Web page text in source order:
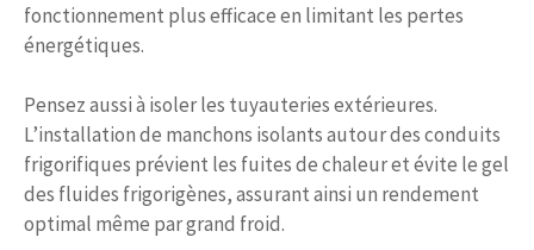
fonctionnement plus efficace en limitant les pertes
énergétiques.
Pensez aussi à isoler les tuyauteries extérieures.
L’installation de manchons isolants autour des conduits
frigorifiques prévient les fuites de chaleur et évite le gel
des fluides frigorigènes, assurant ainsi un rendement
optimal même par grand froid.